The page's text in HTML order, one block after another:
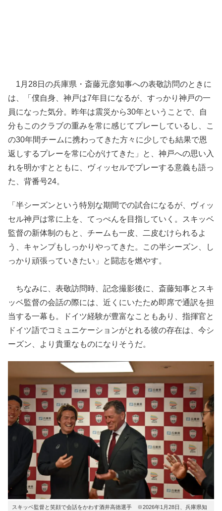
1月28日の兵庫県・斎藤元彦知事への表敬訪問のときに
は、「僕自身、神戸は7年目になるが、すっかり神戸の一
員になった気分。昨年は震災から30年ということで、自
分もこのクラブの重みを常に感じてプレーしているし、こ
の30年間チームに携わってきた方々に少しでも結果で恩
返しするプレーを常に心がけてきた」と、神戸への思い入
れを明かすとともに、ヴィッセルでプレーする意義も語っ
た、背番号24。
「半シーズンという特別な期間での試合になるが、ヴィッ
セル神戸は常に上を、てっぺんを目指していく。スキッベ
監督の新体制のもと、チームも一皮、二皮むけられるよ
う、キャンプもしっかりやってきた。この半シーズン、し
っかり頑張っていきたい」と闘志を燃やす。
ちなみに、表敬訪問時、記念撮影後に、斎藤知事とスキ
ッベ監督の会話の際には、近くにいたため即席で通訳を担
当する一幕も。ドイツ経験が豊富なこともあり、指揮官と
ドイツ語でコミュニケーションがとれる彼の存在は、今シ
ーズン、より貴重なものになりそうだ。
スキッベ監督と笑顔で会話をかわす酒井高徳選手 ※2026年1月28日、兵庫県知